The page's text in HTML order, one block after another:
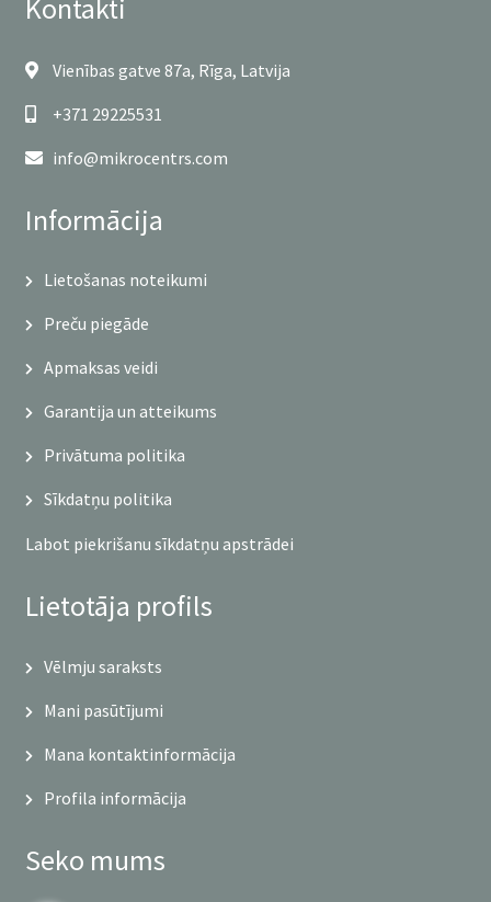
Kontakti
Vienības gatve 87a, Rīga, Latvija
+371 29225531
info@mikrocentrs.com
Informācija
Lietošanas noteikumi
Preču piegāde
Apmaksas veidi
Garantija un atteikums
Privātuma politika
Sīkdatņu politika
Labot piekrišanu sīkdatņu apstrādei
Lietotāja profils
Vēlmju saraksts
Mani pasūtījumi
Mana kontaktinformācija
Profila informācija
Seko mums